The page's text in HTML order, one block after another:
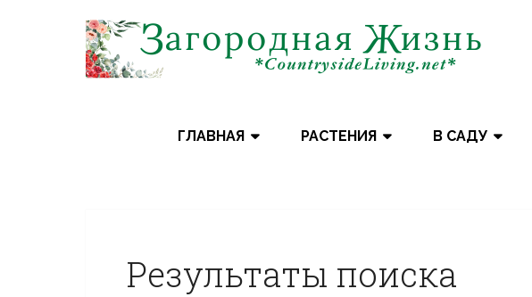
ГЛАВНАЯ РАСТЕНИЯ В САДУ
Результаты поиска